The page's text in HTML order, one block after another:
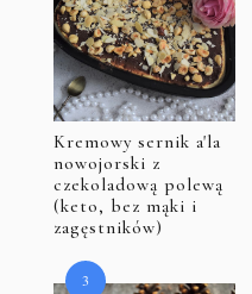
Kremowy sernik a'la
nowojorski z
czekoladową polewą
(keto, bez mąki i
zagęstników)